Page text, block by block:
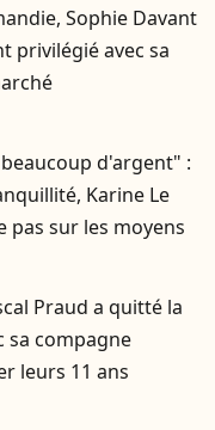
Sophie Davant
privilégié avec sa
d'argent" :
Karine Le
pas sur les moyens
Praud a quitté la
sa compagne
leurs 11 ans